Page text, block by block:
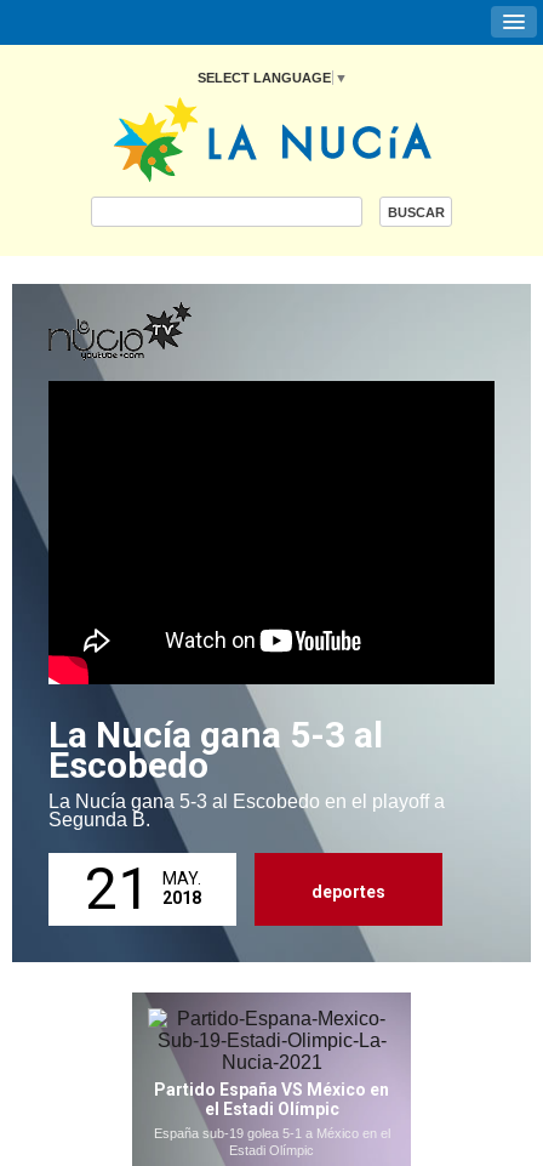
SELECT LANGUAGE ▼
La Nucía gana 5-3 al
Escobedo
La Nucía gana 5-3 al Escobedo en el playoff a
Segunda B.
21
MAY.
2018
deportes
Partido España VS México en
el Estadi Olímpic
España sub-19 golea 5-1 a México en el
Estadi Olímpic